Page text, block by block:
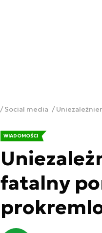
Social media
WIADOMOŚCI
fatalny